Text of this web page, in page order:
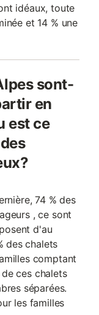
idéaux, toute
et 14 % une
sont-
en
est ce
74 % des
, ce sont
d'au
des chalets
comptant
ces chalets
séparées.
les familles